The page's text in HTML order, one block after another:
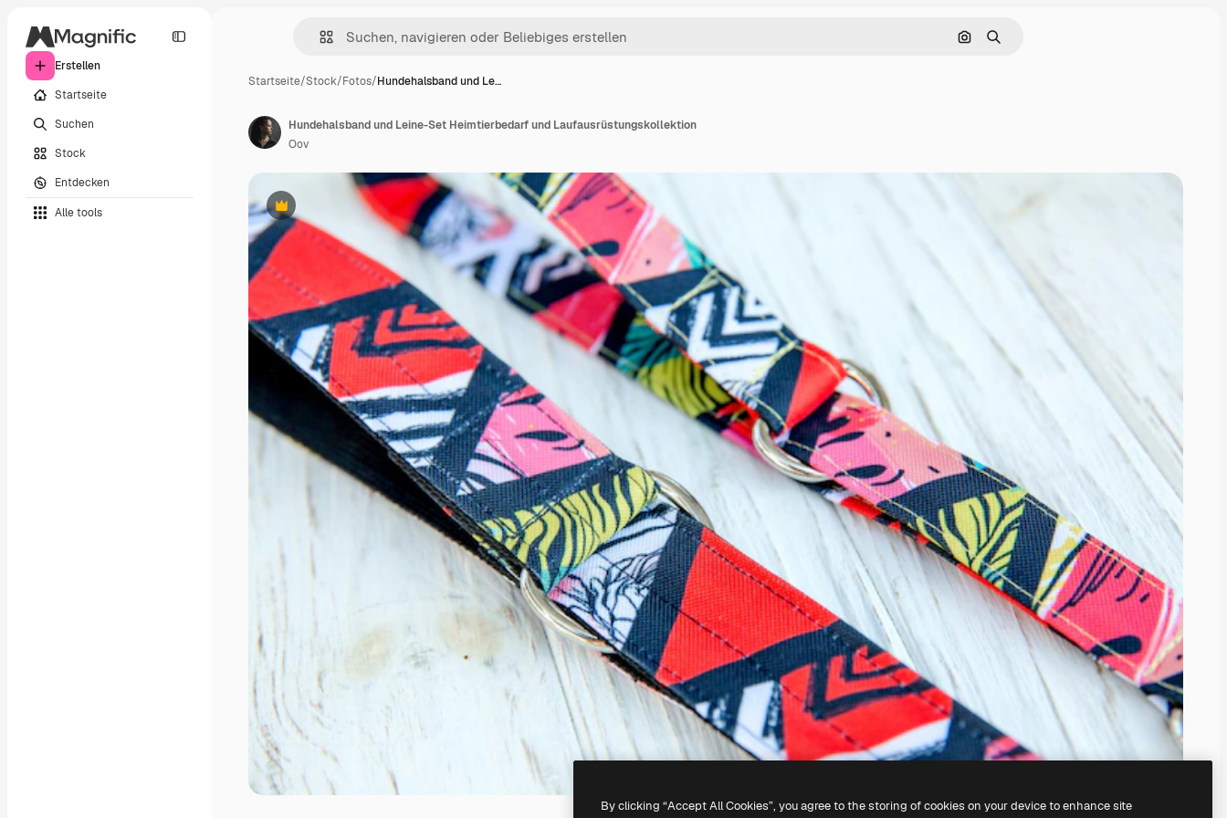
Erstellen
Startseite
Suchen
Stock
Entdecken
Alle tools
Nach Bild suchen
Suchen
Startseite/Stock/Fotos/Hundehalsband und Le…
Premium
Hundehalsband und Leine-Set Heimtierbedarf und Laufausrüstungskollektion
Oov
By clicking “Accept All Cookies”, you agree to the storing of cookies on your device to enhance site